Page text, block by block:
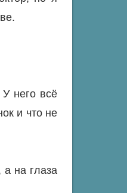
него всё
и что не
на глаза